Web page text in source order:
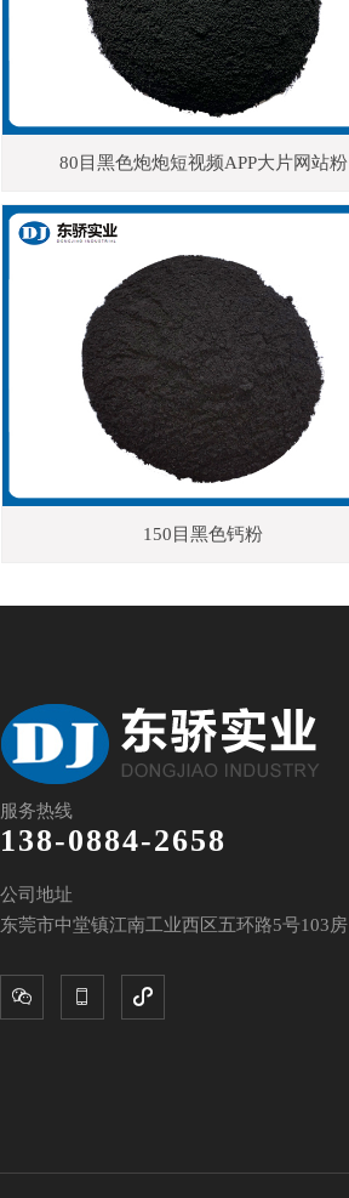
80目黑色炮炮短视频APP大片网站粉
150目黑色钙粉
服务热线
138-0884-2658
公司地址
东莞市中堂镇江南工业西区五环路5号103房
  